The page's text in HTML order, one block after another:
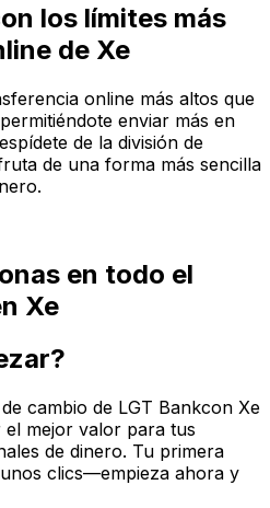
los límites más
de Xe
online más altos que
enviar más en
de la división de
de una forma más sencilla
en todo el
Xe
cambio de LGT Bankcon Xe
mejor valor para tus
de dinero. Tu primera
clics—empieza ahora y